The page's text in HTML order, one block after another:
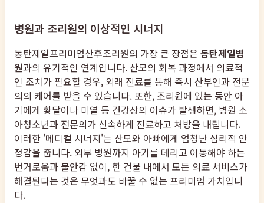
병원과 조리원의 이상적인 시너지
동탄제일프리미엄산후조리원의 가장 큰 장점은 동탄제일병
원과의 유기적인 연계입니다. 산모의 회복 과정에서 의료적
인 조치가 필요할 경우, 외래 진료를 통해 즉시 산부인과 전문
의의 케어를 받을 수 있습니다. 또한, 조리원에 있는 동안 아
기에게 황달이나 미열 등 건강상의 이슈가 발생하면, 병원 소
아청소년과 전문의가 신속하게 진료하고 처방을 내립니다.
이러한 '메디컬 시너지'는 산모와 아빠에게 엄청난 심리적 안
정감을 줍니다. 외부 병원까지 아기를 데리고 이동해야 하는
번거로움과 불안감 없이, 한 건물 내에서 모든 의료 서비스가
해결된다는 것은 무엇과도 바꿀 수 없는 프리미엄 가치입니
다.